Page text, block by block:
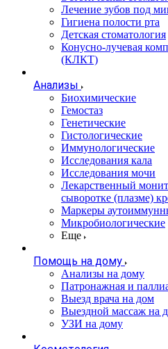
Лечение зубов под
Гигиена полости рта
Детская стоматология
Конусно-лучевая
(КЛКТ)
Анализы
Биохимические
Гемостаз
Генетические
Гистологические
Иммунологические
Исследования кала
Исследования мочи
Лекарственный
сыворотке (плазме)
Маркеры
Микробиологические
Еще
Помощь на дому
Анализы на дому
Патронажная и
Выезд врача на дом
Выездной массаж на
УЗИ на дому